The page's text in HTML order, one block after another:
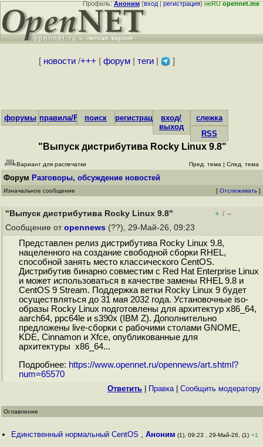
Профиль:Аноним(вход|регистрация)неRUopennet.me
[ новости/+++ форум| теги| ]
форумы правила/FAQпоиск регистрациявход/
выход
слежка
RSS
"Выпуск дистрибутива Rocky Linux 9.8"
Вариант для распечатки Пред. тема | След. тема
Форум Разговоры, обсуждение новостей
Изначальное сообщение [ Отслеживать ]
"Выпуск дистрибутива Rocky Linux 9.8" + / –
Сообщение от opennews (??), 29-Май-26, 09:23
Представлен релиз дистрибутива Rocky Linux 9.8,
нацеленного на создание свободной сборки RHEL,
способной занять место классического CentOS.
Дистрибутив бинарно совместим с Red Hat Enterprise Linux
и может использоваться в качестве замены RHEL 9.8 и
CentOS 9 Stream. Поддержка ветки Rocky Linux 9 будет
осуществляться до 31 мая 2032 года. Установочные iso-
образы Rocky Linux подготовлены для архитектур x86_64,
aarch64, ppc64le и s390x (IBM Z). Дополнительно
предложены live-сборки с рабочими столами GNOME,
KDE, Cinnamon и Xfce, опубликованные для
архитектуры x86_64...
Подробнее: https://www.opennet.ru/opennews/art.shtml?
num=65570
Ответить Правка| Cообщить модератору
Оглавление
Единственный нормальный CentOS ,Аноним (1), 09:23 , 29-Май-26, (1) +1